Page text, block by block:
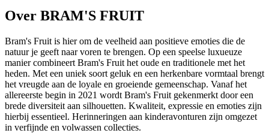
Over BRAM'S FRUIT
Bram's Fruit is hier om de veelheid aan positieve emoties die de
natuur je geeft naar voren te brengen. Op een speelse luxueuze
manier combineert Bram's Fruit het oude en traditionele met het
heden. Met een uniek soort geluk en een herkenbare vormtaal brengt
het vreugde aan de loyale en groeiende gemeenschap. Vanaf het
allereerste begin in 2021 wordt Bram's Fruit gekenmerkt door een
brede diversiteit aan silhouetten. Kwaliteit, expressie en emoties zijn
hierbij essentieel. Herinneringen aan kinderavonturen zijn omgezet
in verfijnde en volwassen collecties.